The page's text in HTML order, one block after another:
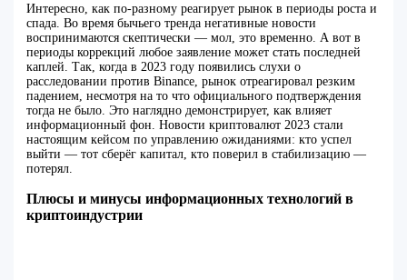
Интересно, как по-разному реагирует рынок в периоды роста и
спада. Во время бычьего тренда негативные новости
воспринимаются скептически — мол, это временно. А вот в
периоды коррекций любое заявление может стать последней
каплей. Так, когда в 2023 году появились слухи о
расследовании против Binance, рынок отреагировал резким
падением, несмотря на то что официального подтверждения
тогда не было. Это наглядно демонстрирует, как влияет
информационный фон. Новости криптовалют 2023 стали
настоящим кейсом по управлению ожиданиями: кто успел
выйти — тот сберёг капитал, кто поверил в стабилизацию —
потерял.
Плюсы и минусы информационных технологий в
криптоиндустрии